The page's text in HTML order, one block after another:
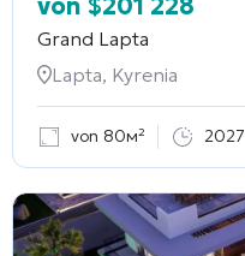
Grand Lapta
Lapta, Kyrenia
von 80м² 2027